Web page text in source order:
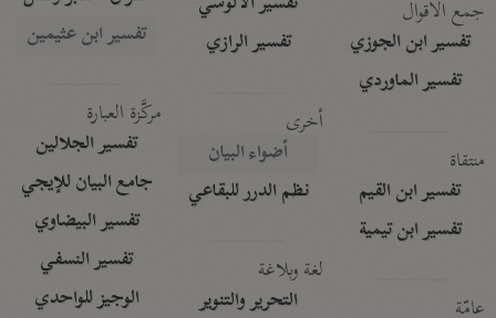
جمع الأقوال
تفسير ابن الجوزي
تفسير الماوردي
منتقاة
تفسير ابن القيم
تفسير ابن تيمية
عامّة
تفسير الرازي
أخرى
أضواء البيان
نظم الدرر للبقاعي
لغة وبلاغة
التحرير والتنوير
تفسير ابن عثيمين
مركَّزة العبارة
تفسير الجلالين
جامع البيان للإيجي
تفسير البيضاوي
تفسير النسفي
الوجيز للواحدي